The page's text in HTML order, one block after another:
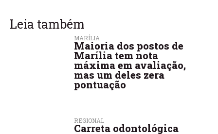
Leia também
MARÍLIA
Maioria dos postos de
Marília tem nota
máxima em avaliação,
mas um deles zera
pontuação
REGIONAL
Carreta odontológica